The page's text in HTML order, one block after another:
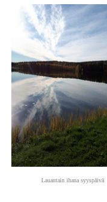
Lauantain ihana syyspäivä